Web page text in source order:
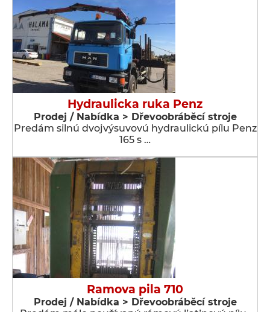
Hydraulicka ruka Penz
Prodej / Nabídka > Dřevoobráběcí stroje
Predám silnú dvojvýsuvovú hydraulickú pílu Penz
165 s …
Ramova pila 710
Prodej / Nabídka > Dřevoobráběcí stroje